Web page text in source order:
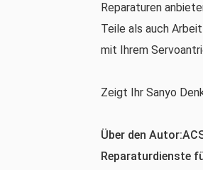
Reparaturen
Teile als auch
mit Ihrem
Zeigt Ihr Sanyo
Über den
Reparaturdienste